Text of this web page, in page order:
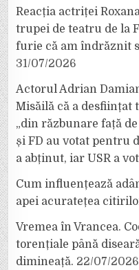
Reacția actriței
trupei de teatru de la
furie că am îndrăznit
31/07/2026
Actorul Adrian
Misăilă că a desființat
„din răzbunare față
și FD au votat pentru
a abținut, iar USR a
Cum influențează
apei acuratețea
Vremea în Vrancea.
torențiale până
dimineață. 22/07/2026